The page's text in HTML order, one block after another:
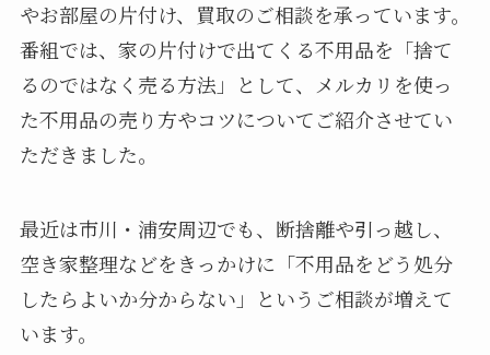
やお部屋の片付け、買取のご相談を承っています。
番組では、家の片付けで出てくる不用品を「捨て
るのではなく売る方法」として、メルカリを使っ
た不用品の売り方やコツについてご紹介させてい
ただきました。
最近は市川・浦安周辺でも、断捨離や引っ越し、
空き家整理などをきっかけに「不用品をどう処分
したらよいか分からない」というご相談が増えて
います。